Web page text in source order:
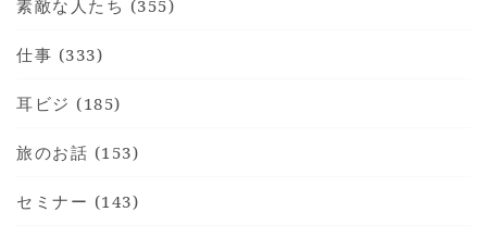
素敵な人たち (355)
仕事 (333)
耳ビジ (185)
旅のお話 (153)
セミナー (143)